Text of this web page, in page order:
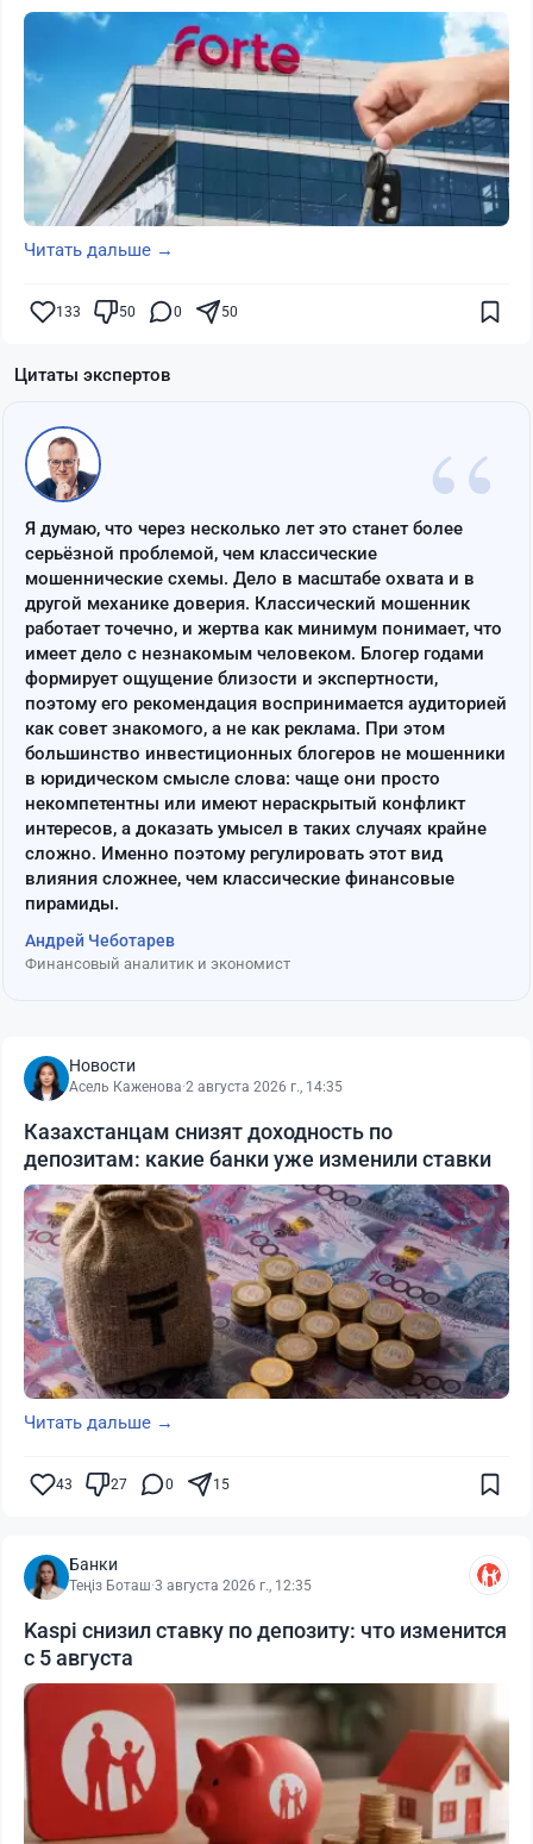
Читать дальше →
133 50 0 50
Цитаты экспертов
“
Я думаю, что через несколько лет это станет более
серьёзной проблемой, чем классические
мошеннические схемы. Дело в масштабе охвата и в
другой механике доверия. Классический мошенник
работает точечно, и жертва как минимум понимает, что
имеет дело с незнакомым человеком. Блогер годами
формирует ощущение близости и экспертности,
поэтому его рекомендация воспринимается аудиторией
как совет знакомого, а не как реклама. При этом
большинство инвестиционных блогеров не мошенники
в юридическом смысле слова: чаще они просто
некомпетентны или имеют нераскрытый конфликт
интересов, а доказать умысел в таких случаях крайне
сложно. Именно поэтому регулировать этот вид
влияния сложнее, чем классические финансовые
пирамиды.
Андрей Чеботарев
Финансовый аналитик и экономист
Новости
Асель Каженова·2 августа 2026 г., 14:35
Казахстанцам снизят доходность по
депозитам: какие банки уже изменили ставки
Читать дальше →
43 27 0 15
Банки
Теңіз Боташ·3 августа 2026 г., 12:35
Kaspi снизил ставку по депозиту: что изменится
с 5 августа